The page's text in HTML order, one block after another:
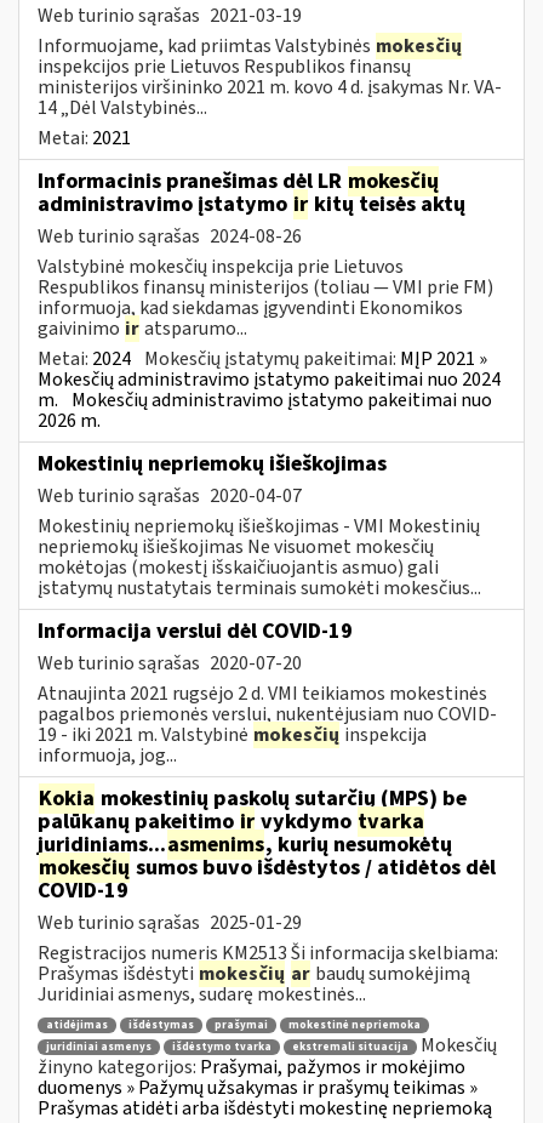
Web turinio sąrašas 2021-03-19
Informuojame, kad priimtas Valstybinės mokesčių
inspekcijos prie Lietuvos Respublikos finansų
ministerijos viršininko 2021 m. kovo 4 d. įsakymas Nr. VA-
14 „Dėl Valstybinės...
Metai: 2021
Informacinis pranešimas dėl LR mokesčių
administravimo įstatymo ir kitų teisės aktų
Web turinio sąrašas 2024-08-26
Valstybinė mokesčių inspekcija prie Lietuvos
Respublikos finansų ministerijos (toliau — VMI prie FM)
informuoja, kad siekdamas įgyvendinti Ekonomikos
gaivinimo iratsparumo...
Metai: 2024 Mokesčių įstatymų pakeitimai: MĮP 2021 »
Mokesčių administravimo įstatymo pakeitimai nuo 2024
m. Mokesčių administravimo įstatymo pakeitimai nuo
2026 m.
Mokestinių nepriemokų išieškojimas
Web turinio sąrašas 2020-04-07
Mokestinių nepriemokų išieškojimas - VMI Mokestinių
nepriemokų išieškojimas Ne visuomet mokesčių
mokėtojas (mokestį išskaičiuojantis asmuo) gali
įstatymų nustatytais terminais sumokėti mokesčius...
Informacija verslui dėl COVID-19
Web turinio sąrašas 2020-07-20
Atnaujinta 2021 rugsėjo 2 d. VMI teikiamos mokestinės
pagalbos priemonės verslui, nukentėjusiam nuo COVID-
19 - iki 2021 m. Valstybinė mokesčių inspekcija
informuoja, jog...
Kokia mokestinių paskolų sutarčių (MPS) be
palūkanų pakeitimo ir vykdymo tvarka
juridiniams...asmenims, kurių nesumokėtų
mokesčių sumos buvo išdėstytos / atidėtos dėl
COVID-19
Web turinio sąrašas 2025-01-29
Registracijos numeris KM2513 Ši informacija skelbiama:
Prašymas išdėstyti mokesčių ar baudų sumokėjimą
Juridiniai asmenys, sudarę mokestinės...
atidėjimas išdėstymas prašymai
mokestinė nepriemoka
juridiniai asmenys
išdėstymo tvarka ekstremali situacija
Mokesčių
žinyno kategorijos: Prašymai, pažymos ir mokėjimo
duomenys » Pažymų užsakymas ir prašymų teikimas »
Prašymas atidėti arba išdėstyti mokestinę nepriemoką